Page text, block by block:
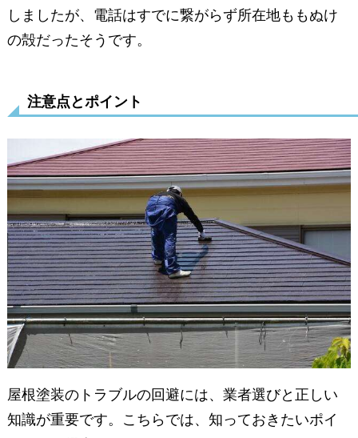
しましたが、電話はすでに繋がらず所在地ももぬけ
の殻だったそうです。
注意点とポイント
屋根塗装のトラブルの回避には、業者選びと正しい
知識が重要です。こちらでは、知っておきたいポイ